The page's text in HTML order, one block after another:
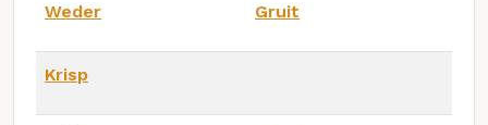
Weder Gruit
Krisp